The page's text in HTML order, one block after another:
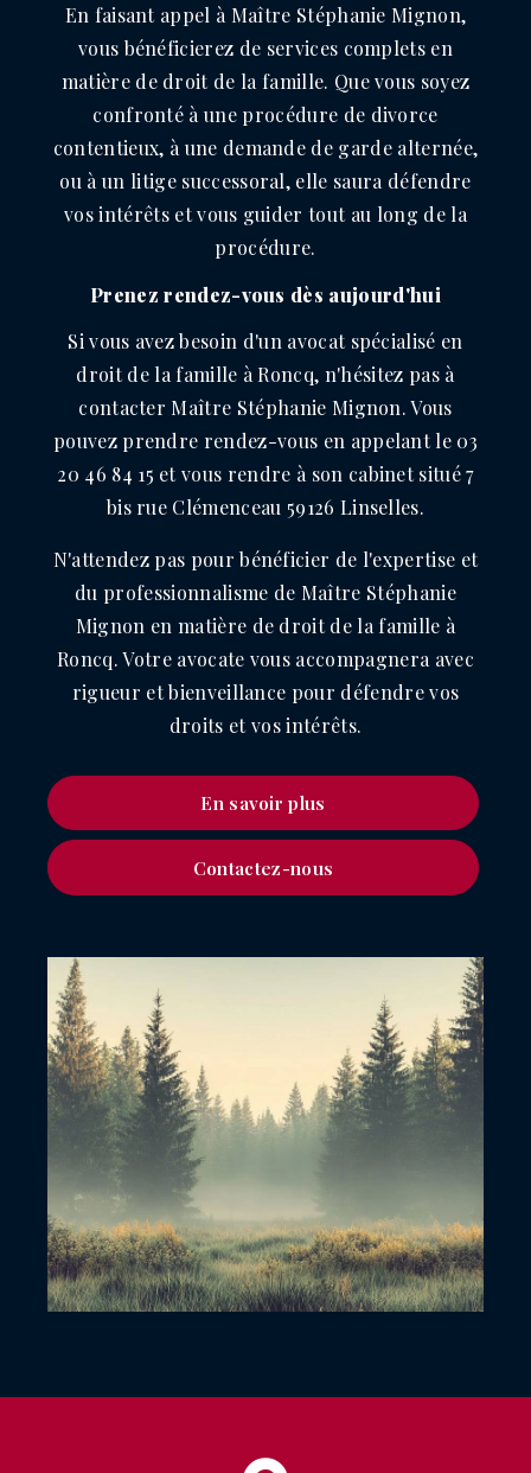
En faisant appel à Maître Stéphanie Mignon,
vous bénéficierez de services complets en
matière de droit de la famille. Que vous soyez
confronté à une procédure de divorce
contentieux, à une demande de garde alternée,
ou à un litige successoral, elle saura défendre
vos intérêts et vous guider tout au long de la
procédure.
Prenez rendez-vous dès aujourd'hui
Si vous avez besoin d'un avocat spécialisé en
droit de la famille à Roncq, n'hésitez pas à
contacter Maître Stéphanie Mignon. Vous
pouvez prendre rendez-vous en appelant le 03
20 46 84 15 et vous rendre à son cabinet situé 7
bis rue Clémenceau 59126 Linselles.
N'attendez pas pour bénéficier de l'expertise et
du professionnalisme de Maître Stéphanie
Mignon en matière de droit de la famille à
Roncq. Votre avocate vous accompagnera avec
rigueur et bienveillance pour défendre vos
droits et vos intérêts.
En savoir plus
Contactez-nous